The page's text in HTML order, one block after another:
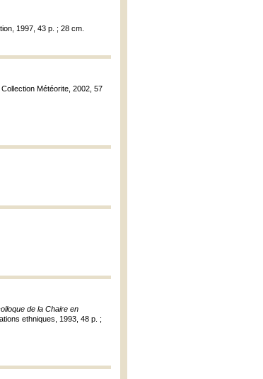
1997, 43 p. ; 28 cm.
Météorite, 2002, 57
de la Chaire en
ethniques, 1993, 48 p. ;